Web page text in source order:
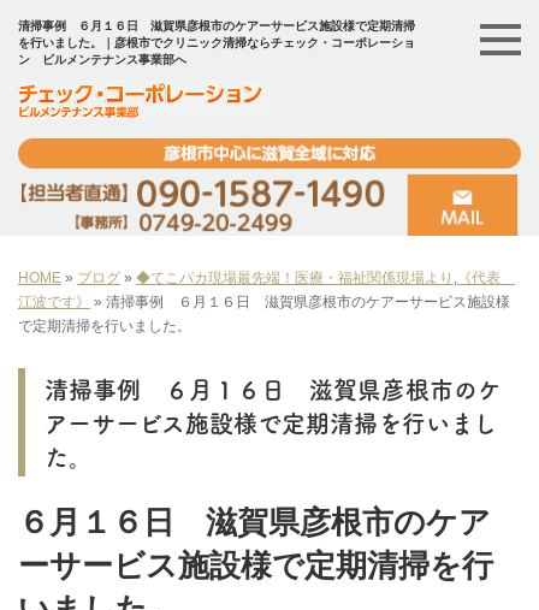
清掃事例 ６月１６日 滋賀県彦根市のケアーサービス施設様で定期清掃
を行いました。｜彦根市でクリニック清掃ならチェック・コーポレーショ
ン ビルメンテナンス事業部へ
HOME » ブログ » ◆てこパカ現場最先端！医療・福祉関係現場より , 《代表
江波です》
» 清掃事例 ６月１６日 滋賀県彦根市のケアーサービス施設様
で定期清掃を行いました。
清掃事例 ６月１６日 滋賀県彦根市のケ
アーサービス施設様で定期清掃を行いまし
た。
６月１６日 滋賀県彦根市のケア
ーサービス施設様で定期清掃を行